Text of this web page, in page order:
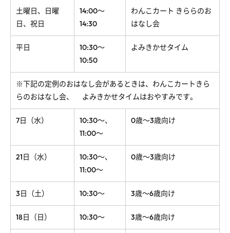
土曜日、日曜
日、祝日
14:00～
14:30
わんこカート きららのお
はなし会
平日
10:30～
10:50
よみきかせタイム
※下記の定例のおはなし会があるときは、わんこカートきら
らのおはなし会、
よみきかせタイムはおやすみです。
7日（水）
10:30～、
11:00～
0歳～3歳向け
21日（水）
10:30～、
11:00～
0歳～3歳向け
3日（土） 10:30～ 3歳～6歳向け
18日（日） 10:30～ 3歳～6歳向け